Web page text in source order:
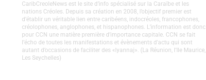
CaribCreoleNews est le site d’info spécialisé sur la Caraïbe et les
nations Créoles. Depuis sa création en 2008, l’objectif premier est
d’établir un véritable lien entre caribéens, indocréoles, francophones,
créolophones, anglophones, et hispanophones. L’information est donc
pour CCN une matière première d’importance capitale. CCN se fait
l’écho de toutes les manifestations et évènements d'actu qui sont
autant d’occasions de faciliter des «lyannaj». (La Réunion, l'Ile Maurice,
Les Seychelles)